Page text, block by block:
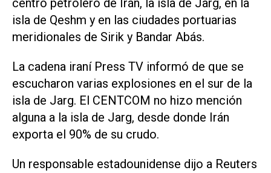
centro ​petrolero de Irán, la ‌isla de Jarg, en la
isla de Qeshm y en las ciudades portuarias
meridionales de Sirik y Bandar Abás.
La cadena iraní Press TV informó de que se
escucharon varias explosiones en el sur de la
isla de Jarg. El CENTCOM no hizo mención
alguna a la isla de Jarg, desde donde Irán
exporta el 90% de su crudo.
Un responsable estadounidense dijo a Reuters